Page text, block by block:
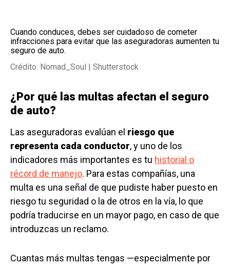
Cuando conduces, debes ser cuidadoso de cometer
infracciones para evitar que las aseguradoras aumenten tu
seguro de auto.
Crédito: Nomad_Soul | Shutterstock
¿Por qué las multas afectan el seguro
de auto?
Las aseguradoras evalúan el riesgo que
representa cada conductor, y uno de los
indicadores más importantes es tu historial o
récord de manejo. Para estas compañías, una
multa es una señal de que pudiste haber puesto en
riesgo tu seguridad o la de otros en la vía, lo que
podría traducirse en un mayor pago, en caso de que
introduzcas un reclamo.
Cuantas más multas tengas —especialmente por